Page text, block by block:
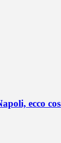
ecco